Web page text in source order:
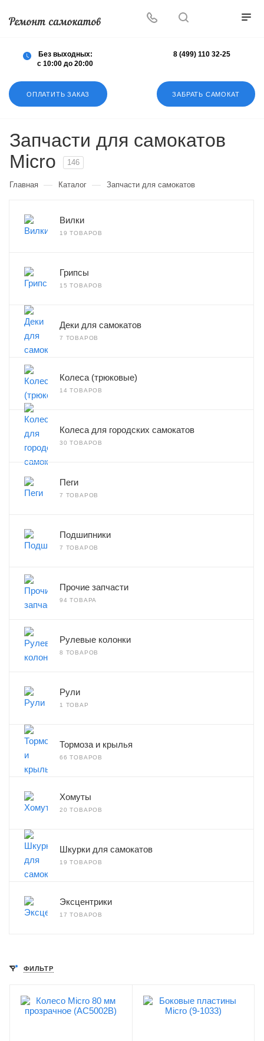
ОПЛАТИТЬ ЗАКАЗ ЗАБРАТЬ САМОКАТ
Без выходных:
с 10:00 до 20:00
8 (499) 110 32-25
Запчасти для самокатов
Micro
146
Главная — Каталог — Запчасти для самокатов
Вилки
19 ТОВАРОВ
Грипсы
15 ТОВАРОВ
Деки для самокатов
7 ТОВАРОВ
Колеса (трюковые)
14 ТОВАРОВ
Колеса для городских самокатов
30 ТОВАРОВ
Пеги
7 ТОВАРОВ
Подшипники
7 ТОВАРОВ
Прочие запчасти
94 ТОВАРА
Рулевые колонки
8 ТОВАРОВ
Рули
1 ТОВАР
Тормоза и крылья
66 ТОВАРОВ
Хомуты
20 ТОВАРОВ
Шкурки для самокатов
19 ТОВАРОВ
Эксцентрики
17 ТОВАРОВ
ФИЛЬТР